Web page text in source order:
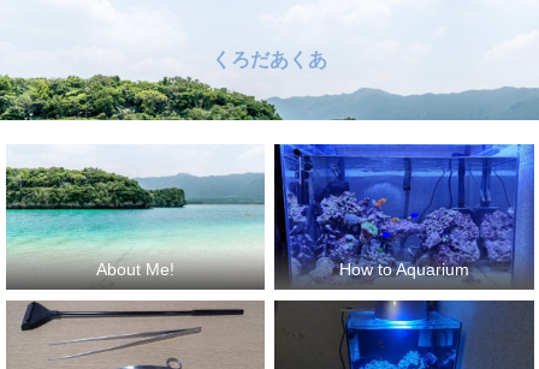
くろだあくあ
About Me! How to Aquarium